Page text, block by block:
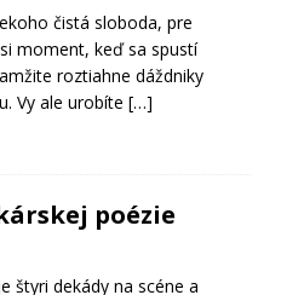
čistá sloboda, pre
moment, keď sa spustí
roztiahne dáždniky
Vy ale urobíte […]
poézie
štyri dekády na scéne a